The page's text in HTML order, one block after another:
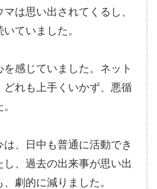
は思い出されてくるし、
ていました。
を感じていました。ネット
どれも上手くいかず、悪循
、日中も普通に活動でき
し、過去の出来事が思い出
劇的に減りました。